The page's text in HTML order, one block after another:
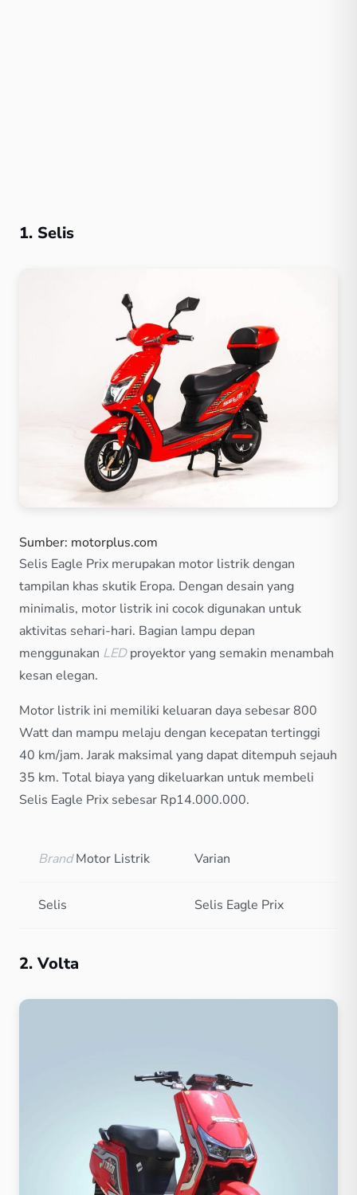
1. Selis
Sumber: motorplus.com
Selis Eagle Prix merupakan motor listrik dengan
tampilan khas skutik Eropa. Dengan desain yang
minimalis, motor listrik ini cocok digunakan untuk
aktivitas sehari-hari. Bagian lampu depan
menggunakan LEDproyektor yang semakin menambah
kesan elegan.
Motor listrik ini memiliki keluaran daya sebesar 800
Watt dan mampu melaju dengan kecepatan tertinggi
40 km/jam. Jarak maksimal yang dapat ditempuh sejauh
35 km. Total biaya yang dikeluarkan untuk membeli
Selis Eagle Prix sebesar Rp14.000.000.
BrandMotor Listrik Varian
Selis Selis Eagle Prix
2. Volta